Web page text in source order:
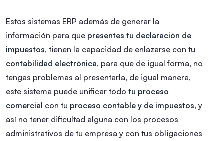
Estos sistemas ERP además de generar la
información para que presentes tu declaración de
impuestos, tienen la capacidad de enlazarse con tu
contabilidad electrónica, para que de igual forma, no
tengas problemas al presentarla, de igual manera,
este sistema puede unificar todo tu proceso
comercial con tu proceso contable y de impuestos, y
así no tener dificultad alguna con los procesos
administrativos de tu empresa y con tus obligaciones